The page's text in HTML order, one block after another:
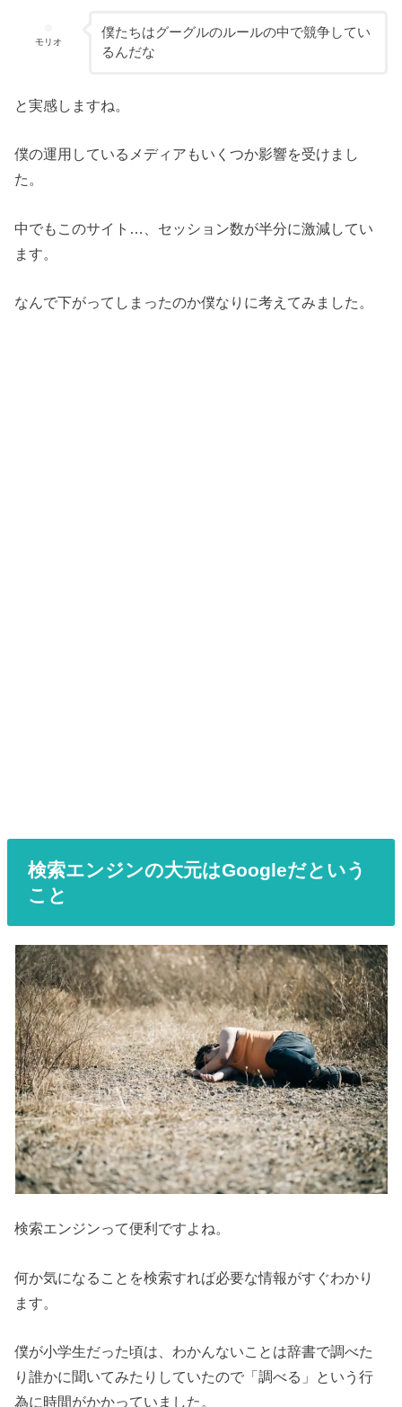
モリオ
僕たちはグーグルのルールの中で競争してい
るんだな
と実感しますね。
僕の運用しているメディアもいくつか影響を受けまし
た。
中でもこのサイト…、セッション数が半分に激減してい
ます。
なんで下がってしまったのか僕なりに考えてみました。
検索エンジンの大元はGoogleだという
こと
検索エンジンって便利ですよね。
何か気になることを検索すれば必要な情報がすぐわかり
ます。
僕が小学生だった頃は、わかんないことは辞書で調べた
り誰かに聞いてみたりしていたので「調べる」という行
為に時間がかかっていました。